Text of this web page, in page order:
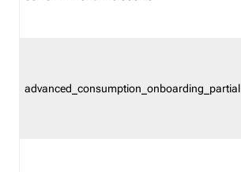
advanced_consumption_onboarding_partial